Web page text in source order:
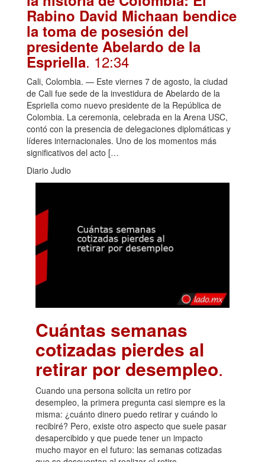
Rabino David Michaan bendice
la toma de posesión del
presidente Abelardo de la
Espriella. 12:34
Cali, Colombia. — Este viernes 7 de agosto, la ciudad
de Cali fue sede de la investidura de Abelardo de la
Espriella como nuevo presidente de la República de
Colombia. La ceremonia, celebrada en la Arena USC,
contó con la presencia de delegaciones diplomáticas y
líderes internacionales. Uno de los momentos más
significativos del acto […
Diario Judio
Cuántas semanas
cotizadas pierdes al
retirar por desempleo.
Cuando una persona solicita un retiro por
desempleo, la primera pregunta casi siempre es la
misma: ¿cuánto dinero puedo retirar y cuándo lo
recibiré? Pero, existe otro aspecto que suele pasar
desapercibido y que puede tener un impacto
mucho mayor en el futuro: las semanas cotizadas